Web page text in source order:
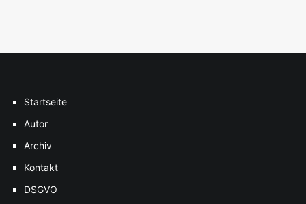
Startseite
Autor
Archiv
Kontakt
DSGVO